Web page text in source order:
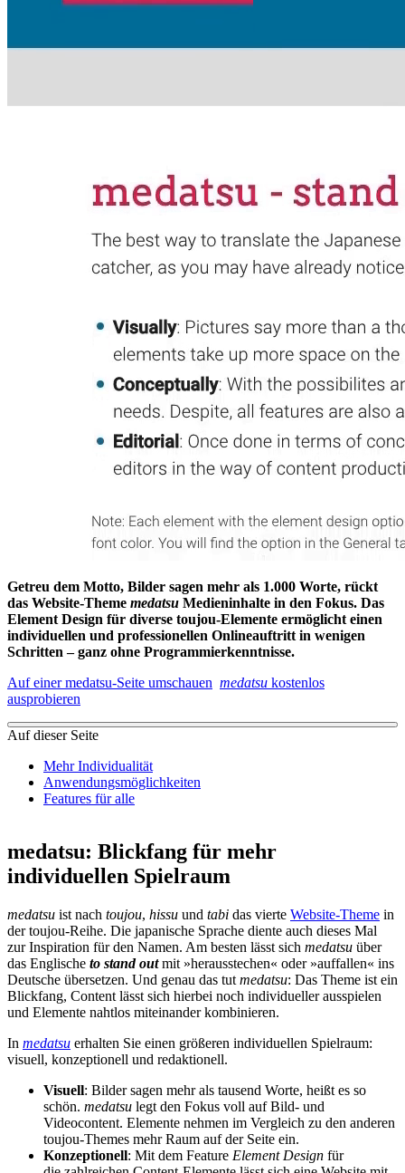
Getreu dem Motto, Bilder sagen mehr als 1.000 Worte, rückt
das Website-Theme medatsu Medieninhalte in den Fokus. Das
Element Design für diverse toujou-Elemente ermöglicht einen
individuellen und professionellen Onlineauftritt in wenigen
Schritten – ganz ohne Programmierkenntnisse.
Auf einer medatsu-Seite umschauen medatsu kostenlos
ausprobieren
Auf dieser Seite
Mehr Individualität
Anwendungsmöglichkeiten
Features für alle
medatsu: Blickfang für mehr
individuellen Spielraum
medatsu ist nach toujou, hissu und tabi das vierte Website-Theme in
der toujou-Reihe. Die japanische Sprache diente auch dieses Mal
zur Inspiration für den Namen. Am besten lässt sich medatsu über
das Englische to stand outmit »herausstechen« oder »auffallen« ins
Deutsche übersetzen. Und genau das tut medatsu: Das Theme ist ein
Blickfang, Content lässt sich hierbei noch individueller ausspielen
und Elemente nahtlos miteinander kombinieren.
In medatsu erhalten Sie einen größeren individuellen Spielraum:
visuell, konzeptionell und redaktionell.
Visuell: Bilder sagen mehr als tausend Worte, heißt es so
schön. medatsu legt den Fokus voll auf Bild- und
Videocontent. Elemente nehmen im Vergleich zu den anderen
toujou-Themes mehr Raum auf der Seite ein.
Konzeptionell: Mit dem Feature Element Design für